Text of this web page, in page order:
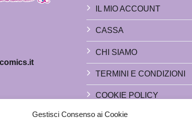
Gestisci Consenso ai Cookie
IL MIO ACCOUNT
CASSA
CHI SIAMO
TERMINI E CONDIZIONI
COOKIE POLICY
PRIVACY POLICY